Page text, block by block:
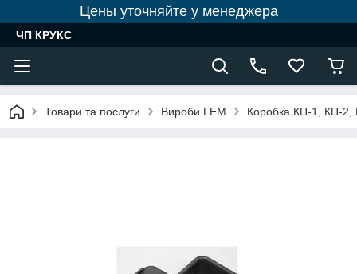
Цены уточняйте у менеджера
ЧП КРУКС
Товари та послуги Вироби ГЕМ Коробка КП-1, КП-2,